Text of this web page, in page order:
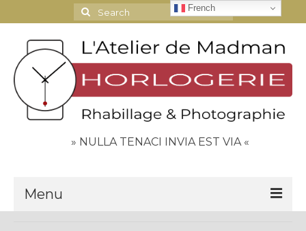
Search
for:
» NULLA TENACI INVIA EST VIA «
Menu
French